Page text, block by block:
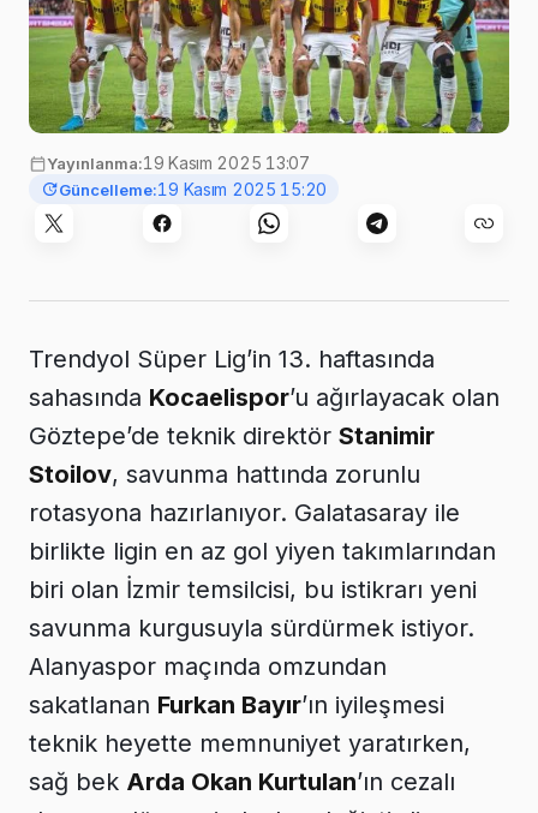
Yayınlanma:19 Kasım 2025 13:07
Güncelleme:19 Kasım 2025 15:20
Trendyol Süper Lig’in 13. haftasında
sahasında Kocaelispor’u ağırlayacak olan
Göztepe’de teknik direktör Stanimir
Stoilov, savunma hattında zorunlu
rotasyona hazırlanıyor. Galatasaray ile
birlikte ligin en az gol yiyen takımlarından
biri olan İzmir temsilcisi, bu istikrarı yeni
savunma kurgusuyla sürdürmek istiyor.
Alanyaspor maçında omzundan
sakatlanan Furkan Bayır’ın iyileşmesi
teknik heyette memnuniyet yaratırken,
sağ bek Arda Okan Kurtulan’ın cezalı